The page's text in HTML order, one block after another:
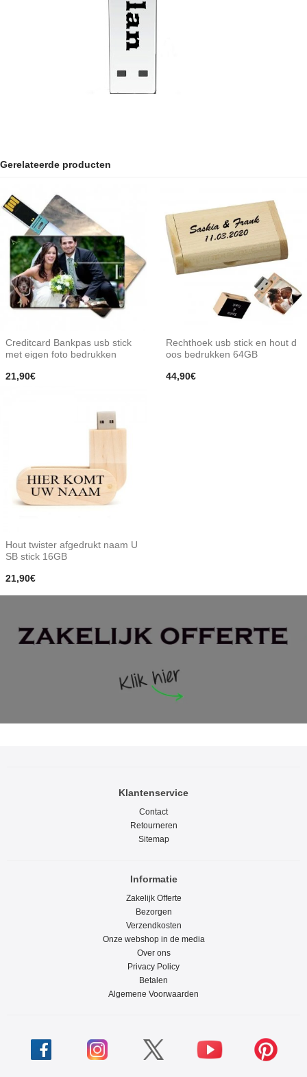
Gerelateerde producten
Creditcard Bankpas usb stick
met eigen foto bedrukken
21,90€
Rechthoek usb stick en hout d
oos bedrukken 64GB
44,90€
Hout twister afgedrukt naam U
SB stick 16GB
21,90€
Klantenservice
Contact
Retourneren
Sitemap
Informatie
Zakelijk Offerte
Bezorgen
Verzendkosten
Onze webshop in de media
Over ons
Privacy Policy
Betalen
Algemene Voorwaarden